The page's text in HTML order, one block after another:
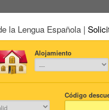
la Lengua Española |
Alojamiento
Código